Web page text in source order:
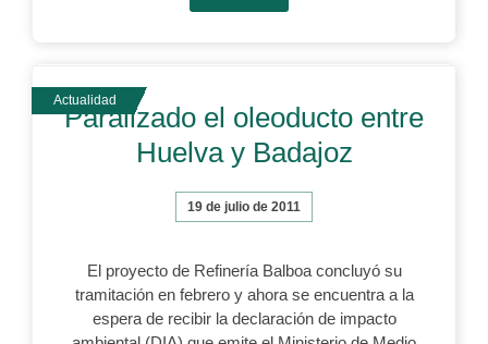
Paralizado el oleoducto entre
Huelva y Badajoz
19 de julio de 2011
El proyecto de Refinería Balboa concluyó su
tramitación en febrero y ahora se encuentra a la
espera de recibir la declaración de impacto